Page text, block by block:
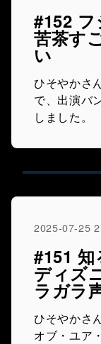
#152
苦茶す
い
ひそやかさ
で、出演バ
しました。
2025-07-25
#151 知
ディズ
ラガラ
ひそやかさ
オブ・ユア